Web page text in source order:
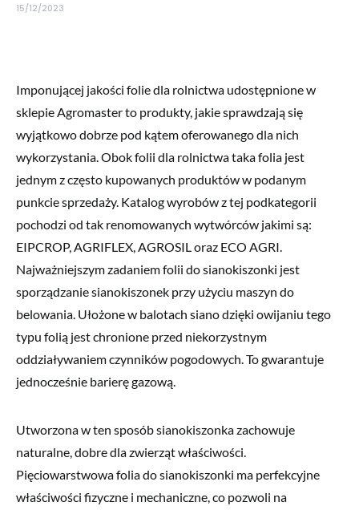
15/12/2023
Imponującej jakości folie dla rolnictwa udostępnione w
sklepie Agromaster to produkty, jakie sprawdzają się
wyjątkowo dobrze pod kątem oferowanego dla nich
wykorzystania. Obok folii dla rolnictwa taka folia jest
jednym z często kupowanych produktów w podanym
punkcie sprzedaży. Katalog wyrobów z tej podkategorii
pochodzi od tak renomowanych wytwórców jakimi są:
EIPCROP, AGRIFLEX, AGROSIL oraz ECO AGRI.
Najważniejszym zadaniem folii do sianokiszonki jest
sporządzanie sianokiszonek przy użyciu maszyn do
belowania. Ułożone w balotach siano dzięki owijaniu tego
typu folią jest chronione przed niekorzystnym
oddziaływaniem czynników pogodowych. To gwarantuje
jednocześnie barierę gazową.
Utworzona w ten sposób sianokiszonka zachowuje
naturalne, dobre dla zwierząt właściwości.
Pięciowarstwowa folia do sianokiszonki ma perfekcyjne
właściwości fizyczne i mechaniczne, co pozwoli na